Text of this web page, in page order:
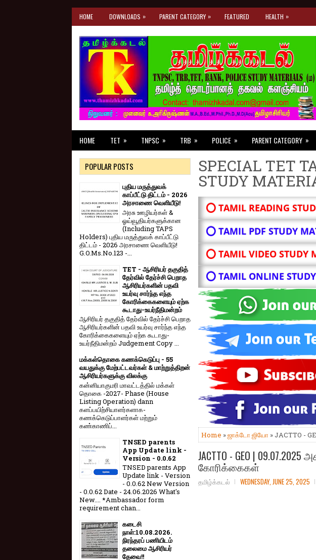
HOME DOWNLOADS » PARENT CATEGORY » FEATURED HEALTH »
HOME TET » TNPSC » TRB » POLICE » PARENT CATEGORY »
SPECIAL TET
STUDY
⭕ TAMIL READING
⭕ TAMIL PDF STUDY
⭕ TAMIL VIDEO STUDY
⭕ TAMIL ONLINE
Home »ஜாக்டோ ஜியோ » JACTTO -
JACTTO - GEO |
கோரிக்கைகள்
தமிழ்க்கடல் WEDNESDAY, JUNE 25, 2025
POPULAR POSTS
புதிய மருத்துவக்
காப்பீட்டு திட்டம் - 2026
அரசாணை வெளியீடு!
அரசு ஊழியர்கள் &
ஓய்வூதியர்களுக்கான
(Including TAPS
Holders) புதிய மருத்துவக் காப்பீட்டு
திட்டம் - 2026 அரசாணை வெளியீடு!
G.O.Ms.No.123 -...
TET - ஆசிரியர் தகுதித்
தேர்வில் தேர்ச்சி பெறாத
ஆசிரியர்களின் பதவி
உயர்வு சார்ந்த எந்த
கோரிக்கைகளையும் ஏற்க
கூடாது-உயர்நீதிமன்றம்
ஆசிரியர் தகுதித் தேர்வில் தேர்ச்சி பெறாத
ஆசிரியர்களின் பதவி உயர்வு சார்ந்த எந்த
கோரிக்கைகளையும் ஏற்க கூடாது-
உயர்நீதிமன்றம் Judgement Copy ...
மக்கள்தொகை கணக்கெடுப்பு - 55
வயதுக்கு மேற்பட்டவர்கள் & மாற்றுத்திறன்
ஆசிரியர்களுக்கு விலக்கு
கன்னியாகுமரி மாவட்டத்தில் மக்கள்
தொகை -2027- Phase (House
Listing Operation) dann
களப்பயிற்சியாளர்களாக-
கணக்கெடுப்பாளர்கள் மற்றும்
கண்காணிப்...
TNSED parents
App Update link -
Version - 0.0.62
TNSED parents App
Update link - Version
- 0.0.62 New Version
- 0.0.62 Date - 24.06.2026 What's
New.... *Ambassador form
requirement chan...
கடைசி
நாள்:10.08.2026.
நிரந்தரப் பணியிடம்
தலைமை ஆசிரியர்
தேவை!!